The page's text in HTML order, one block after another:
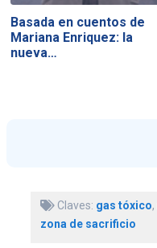
Basada en cuentos de
Mariana Enriquez: la
nueva…
Claves: gas tóxico,
zona de sacrificio